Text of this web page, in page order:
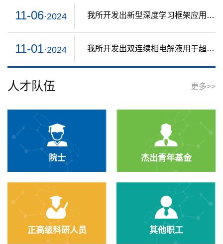
11-06·2024 我所开发出新型深度学习框架应用于电池荷电状态跨域预测
11-01·2024 我所开发出双连续相电解液用于超低温水系锌离子电池
人才队伍 更多>>
院士 杰出青年基金
正高级科研人员 其他职工